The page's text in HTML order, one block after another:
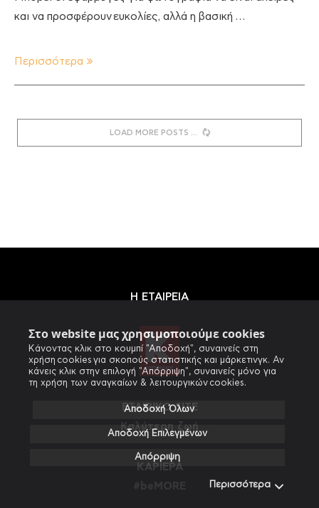
Στο website μας χρησιμοποιούμε cookies
Κάνοντας κλικ στο κουμπί "Αποδοχή", συναινείς στη
χρήση cookies για σκοπούς στατιστικής και μάρκετινγκ. Αν
κάνεις κλικ στην επιλογή "Απόρριψη", συναινείς μόνο για
τη χρήση των αναγκαίων & λειτουργικών cookies.
Αποδοχή Όλων
Αποδοχή Επιλεγμένων
Απόρριψη
Περισσότερα
και να προσφέρουν ευκολίες, αλλά η βασική …
Περισσότερα
LOAD MORE POSTS
Η ΕΤΑΙΡΕΙΑ
ΕΤΑΙΡΙΚΟ SITE
Καλύτερη ζωή
ΚΑΡΙΕΡΑ